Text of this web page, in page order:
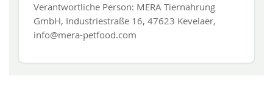
Verantwortliche Person: MERA Tiernahrung
GmbH, Industriestraße 16, 47623 Kevelaer,
info@mera-petfood.com